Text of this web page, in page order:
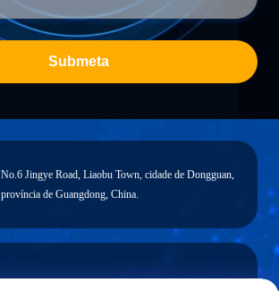
Submeta
No.6 Jingye Road, Liaobu Town, cidade de Dongguan,
província de Guangdong, China.